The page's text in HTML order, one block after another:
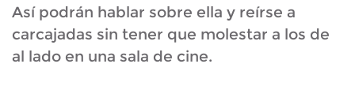
Así podrán hablar sobre ella y reírse a
carcajadas sin tener que molestar a los de
al lado en una sala de cine.